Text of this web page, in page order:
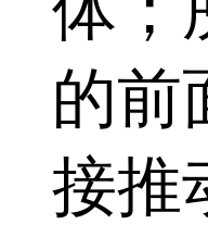
的前
接推